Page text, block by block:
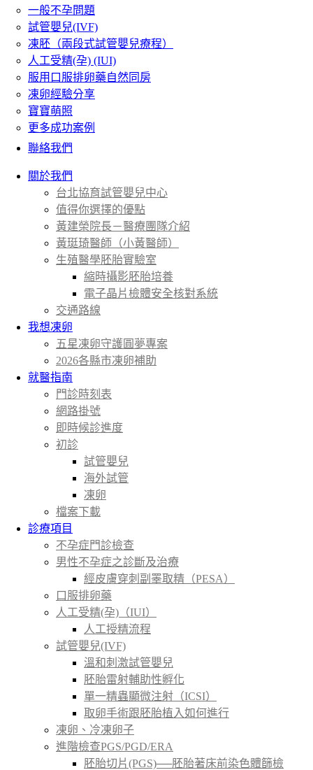
一般不孕問題
試管嬰兒(IVF)
凍胚（兩段式試管嬰兒療程）
人工受精(孕) (IUI)
服用口服排卵藥自然同房
凍卵經驗分享
寶寶萌照
更多成功案例
聯絡我們
關於我們
台北協育試管嬰兒中心
值得你選擇的優點
黃建榮院長－醫療團隊介紹
黃珽琦醫師（小黃醫師）
生殖醫學胚胎實驗室
縮時攝影胚胎培養
電子晶片檢體安全核對系統
交通路線
我想凍卵
五星凍卵守護圓夢專案
2026各縣市凍卵補助
就醫指南
門診時刻表
網路掛號
即時候診進度
初診
試管嬰兒
海外試管
凍卵
檔案下載
診療項目
不孕症門診檢查
男性不孕症之診斷及治療
經皮膚穿刺副睪取精（PESA）
口服排卵藥
人工受精(孕)（IUI）
人工授精流程
試管嬰兒(IVF)
溫和刺激試管嬰兒
胚胎雷射輔助性孵化
單一精蟲顯微注射（ICSI）
取卵手術跟胚胎植入如何進行
凍卵、冷凍卵子
進階檢查PGS/PGD/ERA
胚胎切片(PGS)──胚胎著床前染色體篩檢